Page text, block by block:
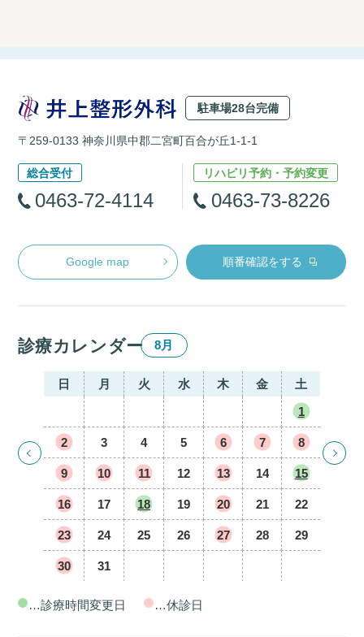
駐車場28台完備
〒259-0133 神奈川県中郡二宮町百合が丘1-1-1
総合受付
0463-72-4114
リハビリ予約・予約変更
0463-73-8226
Google map 順番確認をする
診療カレンダー 8月
日 月 火 水 木 金
土
1
2 3 4 5 6 7 8
9 10 11 12 13 14 15
16 17 18 19 20 21 22
23 24 25 26 27 28 29
30 31
…診療時間変更日 …休診日